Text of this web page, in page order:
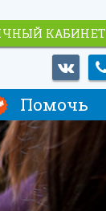
КАБИНЕТ
Помочь